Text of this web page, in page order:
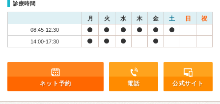
診療時間
月 火 水 木 金 土 日 祝
08:45-12:30
14:00-17:30
ネット予約 電話 公式サイト